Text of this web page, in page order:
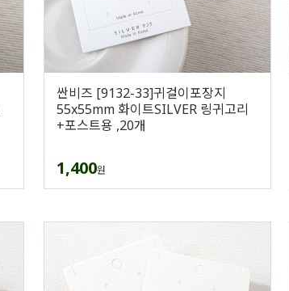
싼비즈 [9132-33]귀걸이포장지
55x55mm 화이트SILVER 링귀고리
+포스트용 ,20개
1,400원